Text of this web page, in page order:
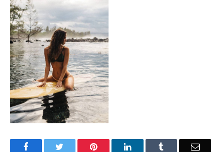
Facebook Pinterest LinkedIn Email